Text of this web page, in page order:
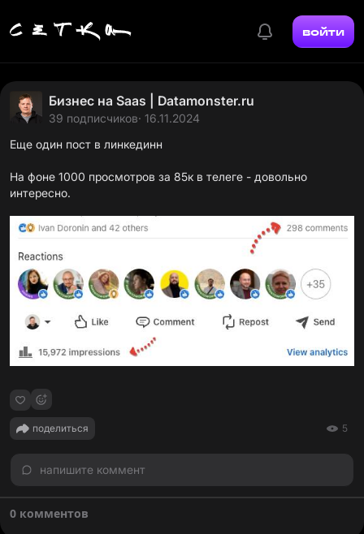
войти
Бизнес на Saas | Datamonster.ru
39 подписчиков· 16.11.2024
Еще один пост в линкединн
На фоне 1000 просмотров за 85к в телеге - довольно
интересно.
поделиться 5
напишите коммент
0 комментов